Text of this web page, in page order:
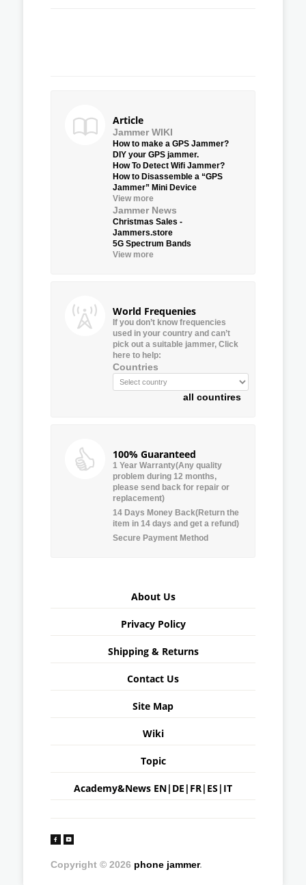
Article
Jammer WIKI
How to make a GPS Jammer?
DIY your GPS jammer.
How To Detect Wifi Jammer?
How to Disassemble a “GPS
Jammer” Mini Device
View more
Jammer News
Christmas Sales -
Jammers.store
5G Spectrum Bands
View more
World Frequenies
If you don’t know frequencies
used in your country and can’t
pick out a suitable jammer, Click
here to help:
Countries
all countires
100% Guaranteed
1 Year Warranty(Any quality
problem during 12 months,
please send back for repair or
replacement)
14 Days Money Back(Return the
item in 14 days and get a refund)
Secure Payment Method
About Us
Privacy Policy
Shipping & Returns
Contact Us
Site Map
Wiki
Topic
Academy&News EN| DE | FR| ES | IT
Copyright © 2026 phone jammer.